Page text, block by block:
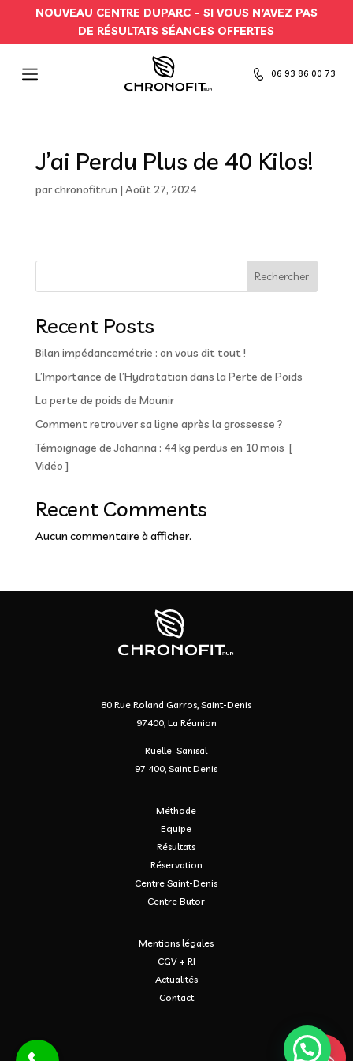
NOUVEAU CENTRE DUPARC – SI VOUS N’AVEZ PAS
DE RÉSULTATS SÉANCES OFFERTES
06 93 86 00 73
J’ai Perdu Plus de 40 Kilos!
parchronofitrun | Août 27, 2024
Rechercher
Recent Posts
Bilan impédancemétrie : on vous dit tout !
L’Importance de l’Hydratation dans la Perte de Poids
La perte de poids de Mounir
Comment retrouver sa ligne après la grossesse ?
Témoignage de Johanna : 44 kg perdus en 10 mois [
Vidéo ]
Recent Comments
Aucun commentaire à afficher.
80 Rue Roland Garros, Saint-Denis
97400, La Réunion
Ruelle Sanisal
97 400, Saint Denis
Méthode
Equipe
Résultats
Réservation
Centre Saint-Denis
Centre Butor
Mentions légales
CGV + RI
Actualités
Contact